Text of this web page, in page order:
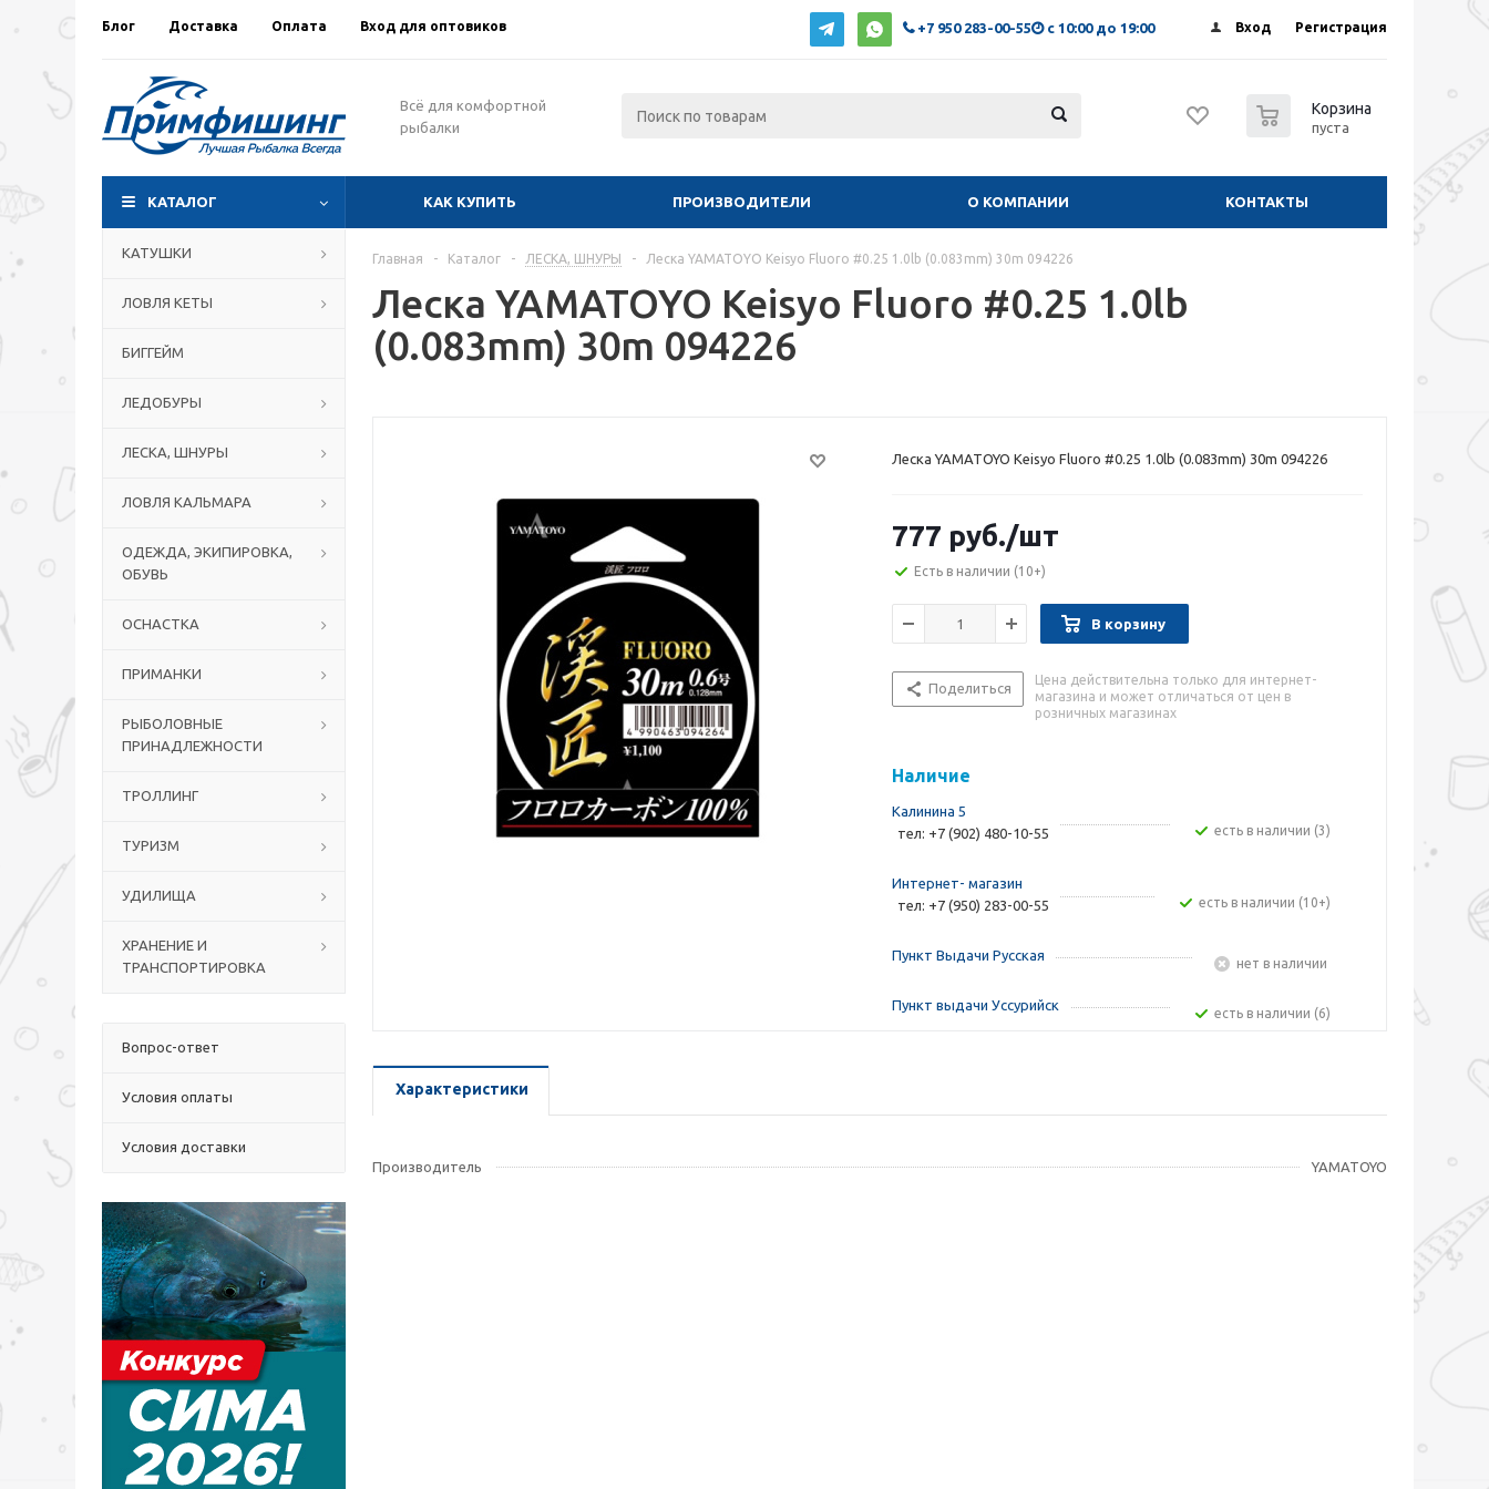
Блог Доставка Оплата Вход для оптовиков Вход Регистрация
+7 950 283-00-55 с 10:00 до 19:00
Всё для комфортной
рыбалки
Корзина
пуста
КАТАЛОГ КАК КУПИТЬ ПРОИЗВОДИТЕЛИ О КОМПАНИИ КОНТАКТЫ
КАТУШКИ
ЛОВЛЯ КЕТЫ
БИГГЕЙМ
ЛЕДОБУРЫ
ЛЕСКА, ШНУРЫ
ЛОВЛЯ КАЛЬМАРА
ОДЕЖДА, ЭКИПИРОВКА,
ОБУВЬ
ОСНАСТКА
ПРИМАНКИ
РЫБОЛОВНЫЕ
ПРИНАДЛЕЖНОСТИ
ТРОЛЛИНГ
ТУРИЗМ
УДИЛИЩА
ХРАНЕНИЕ И
ТРАНСПОРТИРОВКА
Вопрос-ответ
Условия оплаты
Условия доставки
Главная - Каталог - ЛЕСКА, ШНУРЫ - Леска YAMATOYO Keisyo Fluoro #0.25 1.0lb (0.083mm) 30m 094226
Леска YAMATOYO Keisyo Fluoro #0.25 1.0lb
(0.083mm) 30m 094226
Леска YAMATOYO Keisyo Fluoro #0.25 1.0lb (0.083mm) 30m 094226
777 руб./шт
Есть в наличии (10+)
В корзину
Поделиться
Цена действительна только для интернет-
магазина и может отличаться от цен в
розничных магазинах
Наличие
Калинина 5
тел: +7 (902) 480-10-55
Есть в наличии (3)
Интернет- магазин
тел: +7 (950) 283-00-55
Есть в наличии (10+)
Пункт Выдачи Русская Нет в наличии
Пункт выдачи Уссурийск Есть в наличии (6)
Характеристики
Производитель YAMATOYO